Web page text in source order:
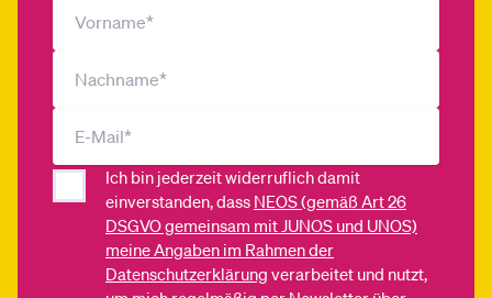
Ich bin jederzeit widerruflich damit
einverstanden, dass NEOS (gemäß Art 26
DSGVO gemeinsam mit JUNOS und UNOS)
meine Angaben im Rahmen der
Datenschutzerklärung verarbeitet und nutzt,